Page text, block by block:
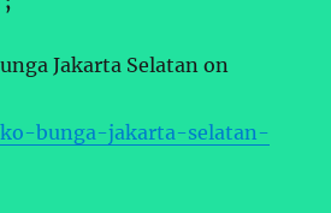
Jakarta Selatan on
bunga-jakarta-selatan-